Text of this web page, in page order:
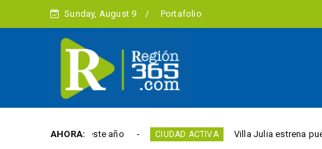
Sunday, August 9 Portafolio
AHORA:
este año CIUDAD ACTIVA Villa Julia estrena puente y